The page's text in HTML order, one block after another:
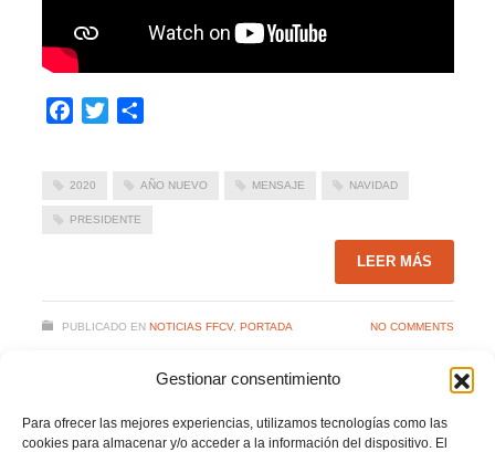
Gestionar consentimiento
Para ofrecer las mejores experiencias, utilizamos tecnologías como las
cookies para almacenar y/o acceder a la información del dispositivo. El
Facebook
Twitter
2020 AÑO NUEVO MENSAJE NAVIDAD
PRESIDENTE
LEER MÁS
PUBLICADO EN NOTICIAS FFCV, PORTADA NO COMMENTS